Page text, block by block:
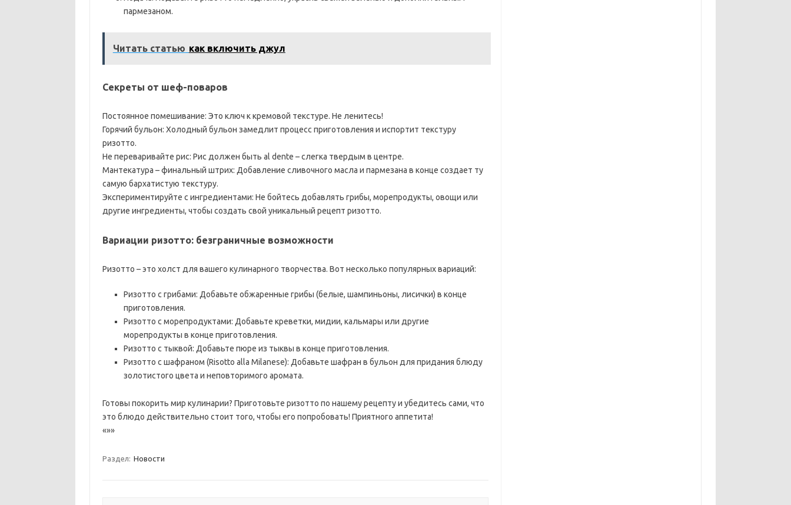
пармезаном.
Читать статью как включить джул
Секреты от шеф-поваров
Постоянное помешивание: Это ключ к кремовой текстуре. Не ленитесь!
Горячий бульон: Холодный бульон замедлит процесс приготовления и испортит текстуру
ризотто.
Не переваривайте рис: Рис должен быть al dente – слегка твердым в центре.
Мантекатура – финальный штрих: Добавление сливочного масла и пармезана в конце создает ту
самую бархатистую текстуру.
Экспериментируйте с ингредиентами: Не бойтесь добавлять грибы, морепродукты, овощи или
другие ингредиенты, чтобы создать свой уникальный рецепт ризотто.
Вариации ризотто: безграничные возможности
Ризотто – это холст для вашего кулинарного творчества. Вот несколько популярных вариаций:
Ризотто с грибами: Добавьте обжаренные грибы (белые, шампиньоны, лисички) в конце
приготовления.
Ризотто с морепродуктами: Добавьте креветки, мидии, кальмары или другие
морепродукты в конце приготовления.
Ризотто с тыквой: Добавьте пюре из тыквы в конце приготовления.
Ризотто с шафраном (Risotto alla Milanese): Добавьте шафран в бульон для придания блюду
золотистого цвета и неповторимого аромата.
Готовы покорить мир кулинарии? Приготовьте ризотто по нашему рецепту и убедитесь сами, что
это блюдо действительно стоит того, чтобы его попробовать! Приятного аппетита!
«»»
Раздел: Новости